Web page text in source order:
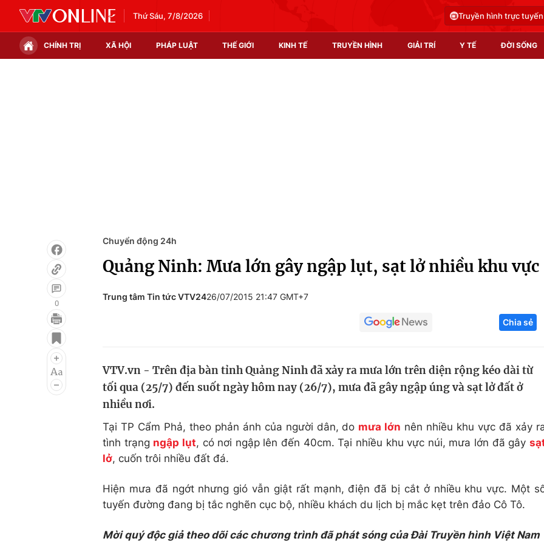
Thứ Sáu, 7/8/2026 Truyền hình trực tuyến
CHÍNH TRỊ XÃ HỘI PHÁP LUẬT THẾ GIỚI KINH TẾ TRUYỀN HÌNH GIẢI TRÍ Y TẾ ĐỜI SỐNG
Infographic
Điện ảnh
Âm nhạc
Làm đẹp
Học trực tuyến
Công nghệ
Sản phẩm
Tư vấn
0
Chuyển động 24h
Quảng Ninh: Mưa lớn gây ngập lụt, sạt lở nhiều khu vực
Trung tâm Tin tức VTV2426/07/2015 21:47 GMT+7
Chia sẻ
VTV.vn - Trên địa bàn tỉnh Quảng Ninh đã xảy ra mưa lớn trên diện rộng kéo dài từ
tối qua (25/7) đến suốt ngày hôm nay (26/7), mưa đã gây ngập úng và sạt lở đất ở
nhiều nơi.
Tại TP Cẩm Phả, theo phản ánh của người dân, do mưa lớn nên nhiều khu vực đã xảy
tình trạng ngập lụt, có nơi ngập lên đến 40cm. Tại nhiều khu vực núi, mưa lớn đã gây
lở, cuốn trôi nhiều đất đá.
Hiện mưa đã ngớt nhưng gió vẫn giật rất mạnh, điện đã bị cắt ở nhiều khu vực. Một
tuyến đường đang bị tắc nghẽn cục bộ, nhiều khách du lịch bị mắc kẹt trên đảo Cô Tô.
Mời quý độc giả theo dõi các chương trình đã phát sóng của Đài Truyền hình Việt Nam